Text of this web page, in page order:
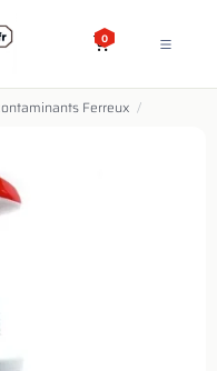
0
Ferreux /